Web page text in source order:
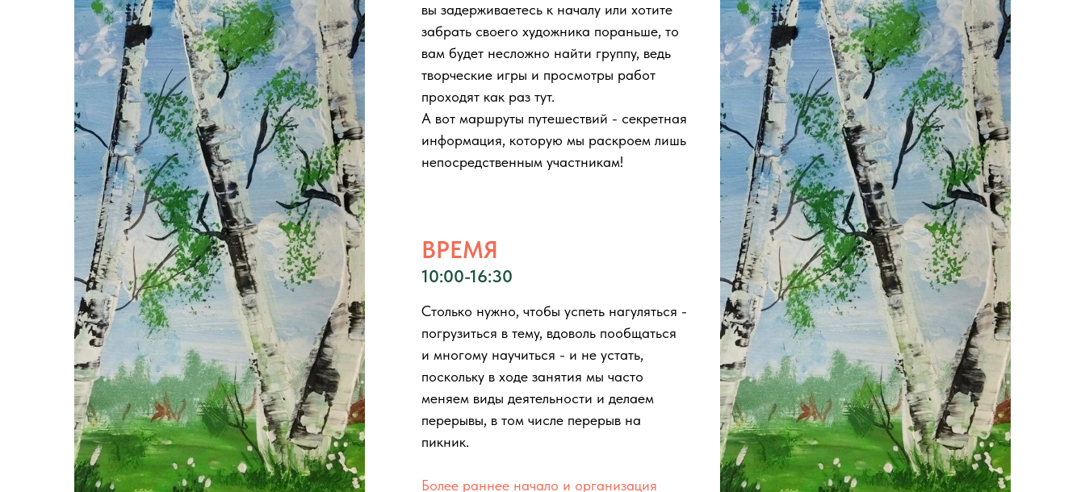
вы задерживаетесь к началу или хотите
забрать своего художника пораньше, то
вам будет несложно найти группу, ведь
творческие игры и просмотры работ
проходят как раз тут.
А вот маршруты путешествий - секретная
информация, которую мы раскроем лишь
непосредственным участникам!
ВРЕМЯ
10:00-16:30
Столько нужно, чтобы успеть нагуляться -
погрузиться в тему, вдоволь пообщаться
и многому научиться - и не устать,
поскольку в ходе занятия мы часто
меняем виды деятельности и делаем
перерывы, в том числе перерыв на
пикник.
Более раннее начало и организация